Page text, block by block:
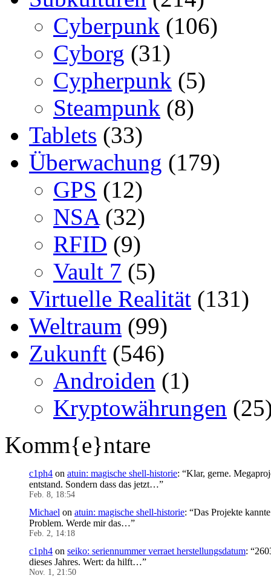
Cyberpunk (106)
Cyborg (31)
Cypherpunk (5)
Steampunk (8)
Tablets (33)
Überwachung (179)
GPS (12)
NSA(32)
RFID (9)
Vault 7 (5)
Virtuelle Realität (131)
Weltraum (99)
Zukunft (546)
Androiden (1)
Kryptowährungen
Komm{e}ntare
c1ph4 on atuin: magische shell-historie: “Klar, gerne.
entstand. Sondern dass das jetzt…”
Feb. 8, 18:54
Michael on atuin: magische shell-historie: “Das Projekte
Problem. Werde mir das…”
Feb. 2, 14:18
c1ph4 on seiko: seriennummer verraet herstellungsdatum: “
dieses Jahres. Wert: da hilft…”
Nov. 1, 21:50